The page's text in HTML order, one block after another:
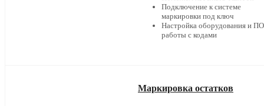
Подключение к системе
маркировки под ключ
Настройка оборудования и
работы с кодами
Маркировка остатков